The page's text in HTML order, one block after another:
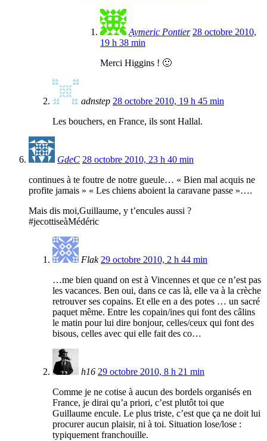
Aymeric Pontier 28 octobre 2010,
19 h 38 min
Merci Higgins ! 🙂
adnstep 28 octobre 2010, 19 h 45 min
Les bouchers, en France, ils sont Hallal.
GdeC 28 octobre 2010, 23 h 40 min
continues à te foutre de notre gueule… « Bien mal acquis ne
profite jamais » « Les chiens aboient la caravane passe »….
Mais dis moi,Guillaume, y t’encules aussi ?
#jecottiseàMédéric
Flak 29 octobre 2010, 2 h 44 min
…me bien quand on est à Vincennes et que ce n’est pas
les vacances. Ben oui, dans ce cas là, elle va à la crèche
retrouver ses copains. Et elle en a des potes … un sacré
paquet même. Entre les copain/ines qui font des câlins
le matin pour lui dire bonjour, celles/ceux qui font des
bisous, celles avec qui elle fait des co…
h16 29 octobre 2010, 8 h 21 min
Comme je ne cotise à aucun des bordels organisés en
France, je dirai qu’a priori, c’est plutôt toi que
Guillaume encule. Le plus triste, c’est que ça ne doit lui
procurer aucun plaisir, ni à toi. Situation lose/lose :
typiquement franchouille.